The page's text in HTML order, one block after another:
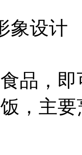
象设计
品，
，主